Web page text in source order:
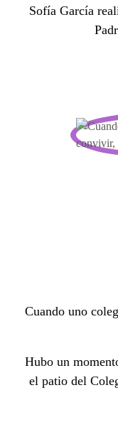
Sofía García
Cuando uno
Hubo un
el patio del